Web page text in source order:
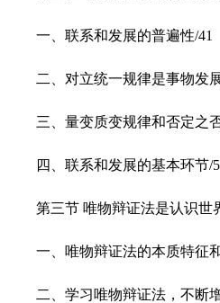
一、联系和发展的普遍性/41
二、对立统一规律是事物发
三、量变质变规律和否定之
四、联系和发展的基本环节/
第三节 唯物辩证法是认识世
一、唯物辩证法的本质特征
二、学习唯物辩证法，不断